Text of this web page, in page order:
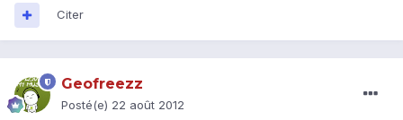
Citer
Geofreezz
Posté(e) 22 août 2012